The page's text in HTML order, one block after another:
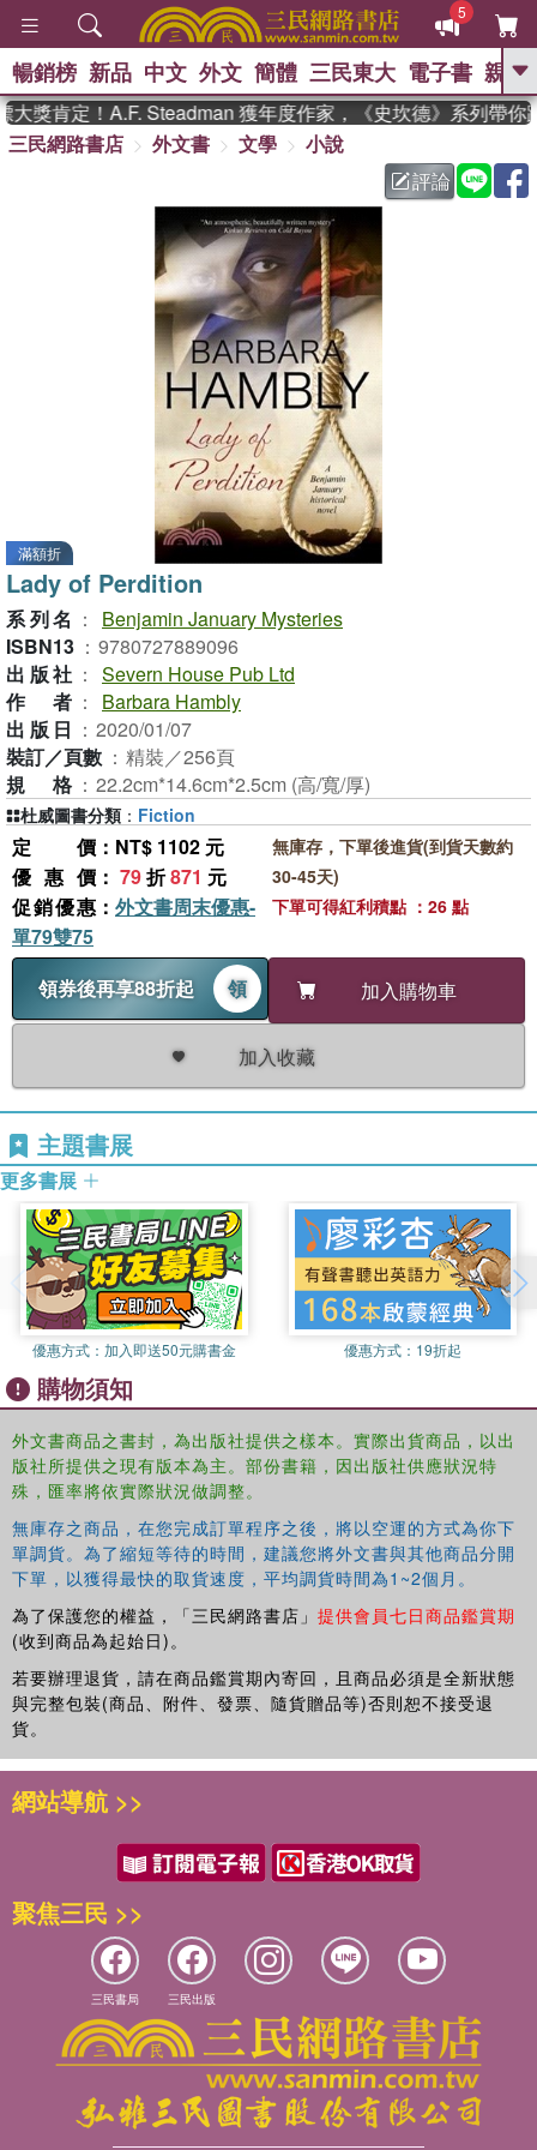
5
GO
熱搜： 東野圭吾
父親節 、 如果歷
暑期推薦 、 國際布克
獎 臺灣漫遊錄
登輝時代 、 數學女孩：黎曼猜想
偉大的迷走神經
暢銷榜 新品 中文 外文 簡體 三民東大 電子書 親子
獎肯定！A.F. Steadman 獲年度作家，《史坎德》系列帶你
三民網路書店
外文書 文學
小說
評論
滿額折
Lady of Perdition
系列名 ：
Benjamin January Mysteries
ISBN13 ： 9780727889096
出版社 ： Severn House Pub Ltd
作者 ：
Barbara Hambly
出版日 ： 2020/01/07
裝訂／頁數 ： 精裝／256頁
規格 ： 22.2cm*14.6cm*2.5cm (高/寬/厚)
定價 ：NT$ 1102 元
優惠價 ： 79折871 元
促銷優惠 ： 外文書周末優惠-
單79雙75
領券後再享88折起
領 加入購物車
加入收藏
無庫存，下單後進貨(到貨天數約
30-45天)
下單可得紅利積點 ：26 點
杜威圖書分類 ： Fiction
主題書展
更多書展
優惠方式： 加入即送50元購書金 優惠方式： 19折起
購物須知
外文書商品之書封，為出版社提供之樣本。實際出貨商品，以出
版社所提供之現有版本為主。部份書籍，因出版社供應狀況特
殊，匯率將依實際狀況做調整。
無庫存之商品，在您完成訂單程序之後，將以空運的方式為你下
單調貨。為了縮短等待的時間，建議您將外文書與其他商品分開
下單，以獲得最快的取貨速度，平均調貨時間為1~2個月。
為了保護您的權益，「三民網路書店」 提供會員七日商品鑑賞期
(收到商品為起始日)。
若要辦理退貨，請在商品鑑賞期內寄回，且商品必須是全新狀態
與完整包裝(商品、附件、發票、隨貨贈品等)否則恕不接受退
貨。
網站導航 >>
聚焦三民 >>
三民書局 三民出版